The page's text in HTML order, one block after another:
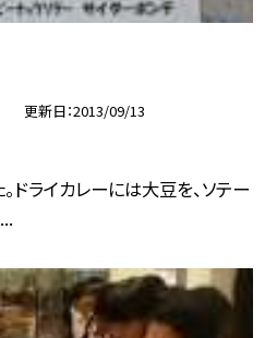
更新日 2013/09/13
ドライカレーには大豆を、ソテー